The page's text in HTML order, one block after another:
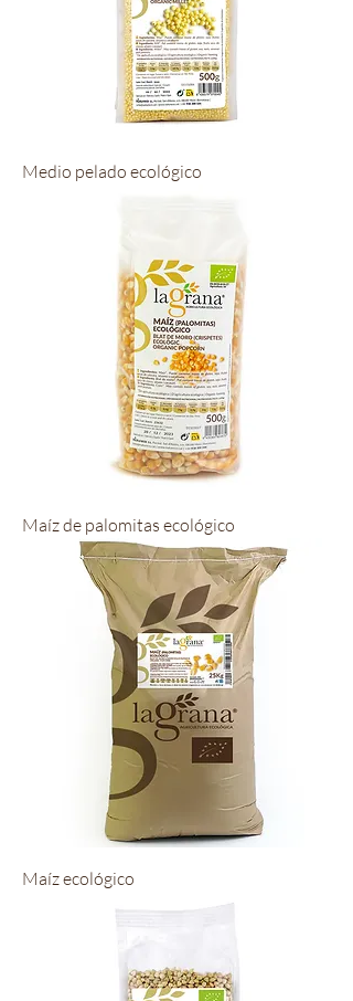
Medio pelado ecológico
Maíz de palomitas ecológico
Maíz ecológico